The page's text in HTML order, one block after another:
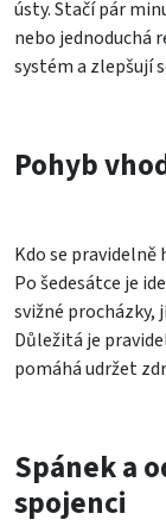
ústy. Stačí pár
nebo jednoduchá
systém a zlepšují
Pohyb
Kdo se pravidelně
Po šedesátce je
svižné procházky,
Důležitá je
pomáhá udržet
Spánek a
spojenci